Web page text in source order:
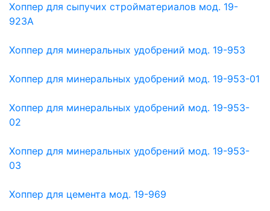
Хоппер для сыпучих стройматериалов мод. 19-
923А
Хоппер для минеральных удобрений мод. 19-953
Хоппер для минеральных удобрений мод. 19-953-01
Хоппер для минеральных удобрений мод. 19-953-
02
Хоппер для минеральных удобрений мод. 19-953-
03
Хоппер для цемента мод. 19-969